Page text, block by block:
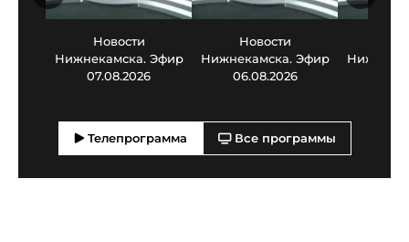
Новости
Нижнекамска. Эфир
07.08.2026
Новости
Нижнекамска. Эфир
06.08.2026
Телепрограмма Все программы